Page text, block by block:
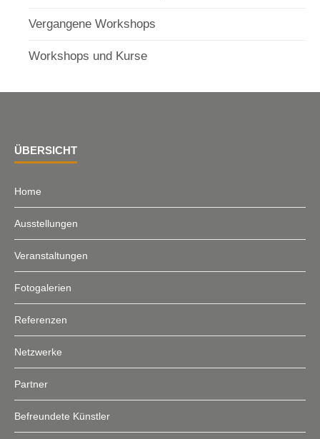
Vergangene Workshops
Workshops und Kurse
ÜBERSICHT
Home
Ausstellungen
Veranstaltungen
Fotogalerien
Referenzen
Netzwerke
Partner
Befreundete Künstler